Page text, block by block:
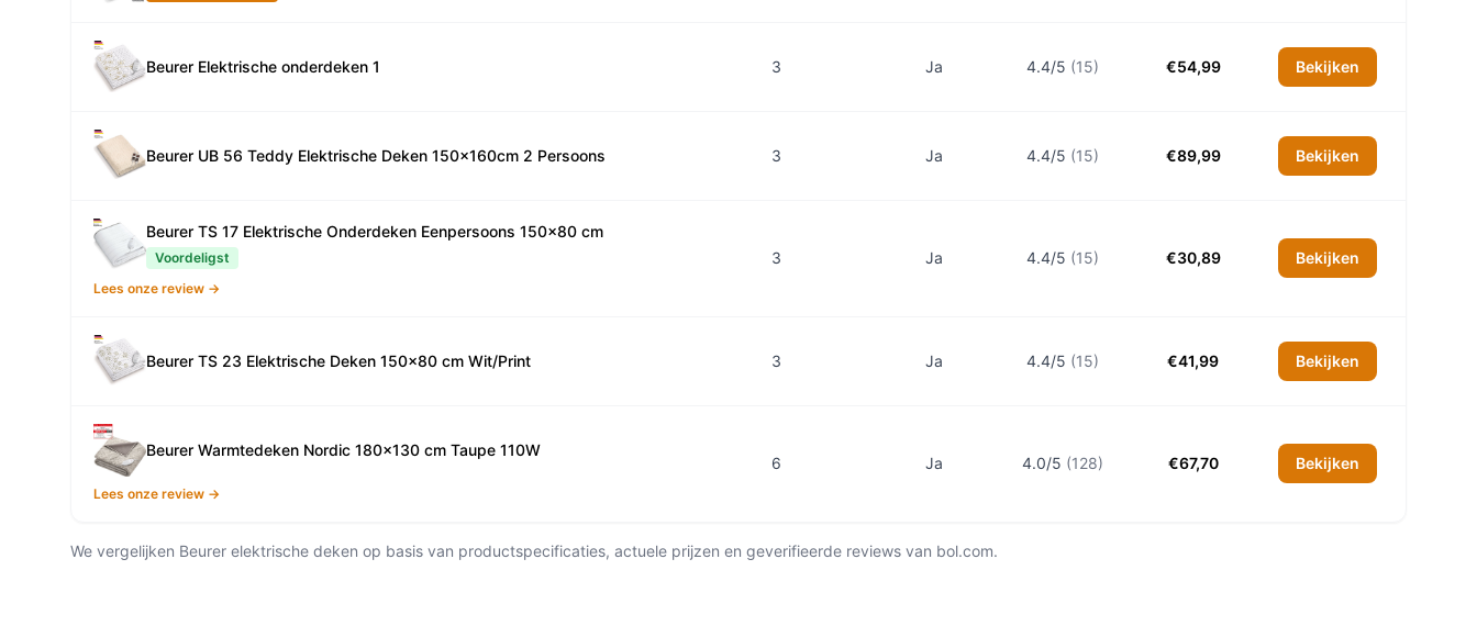
Beurer Elektrische onderdeken 1 3 Ja 4.4/5 (15) €54,99 Bekijken
Beurer UB 56 Teddy Elektrische Deken 150x160cm 2 Persoons 3 Ja 4.4/5 (15) €89,99 Bekijken
Beurer TS 17 Elektrische Onderdeken Eenpersoons 150x80 cm
Voordeligst
Lees onze review →
3 Ja 4.4/5 (15) €30,89 Bekijken
Beurer TS 23 Elektrische Deken 150x80 cm Wit/Print 3 Ja 4.4/5 (15) €41,99 Bekijken
Beurer Warmtedeken Nordic 180x130 cm Taupe 110W
Lees onze review →
6 Ja 4.0/5 (128) €67,70 Bekijken
We vergelijken Beurer elektrische deken op basis van productspecificaties, actuele prijzen en geverifieerde reviews van bol.com.